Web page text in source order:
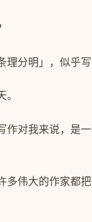
分明」，似乎写
对我来说，是
伟大的作家都